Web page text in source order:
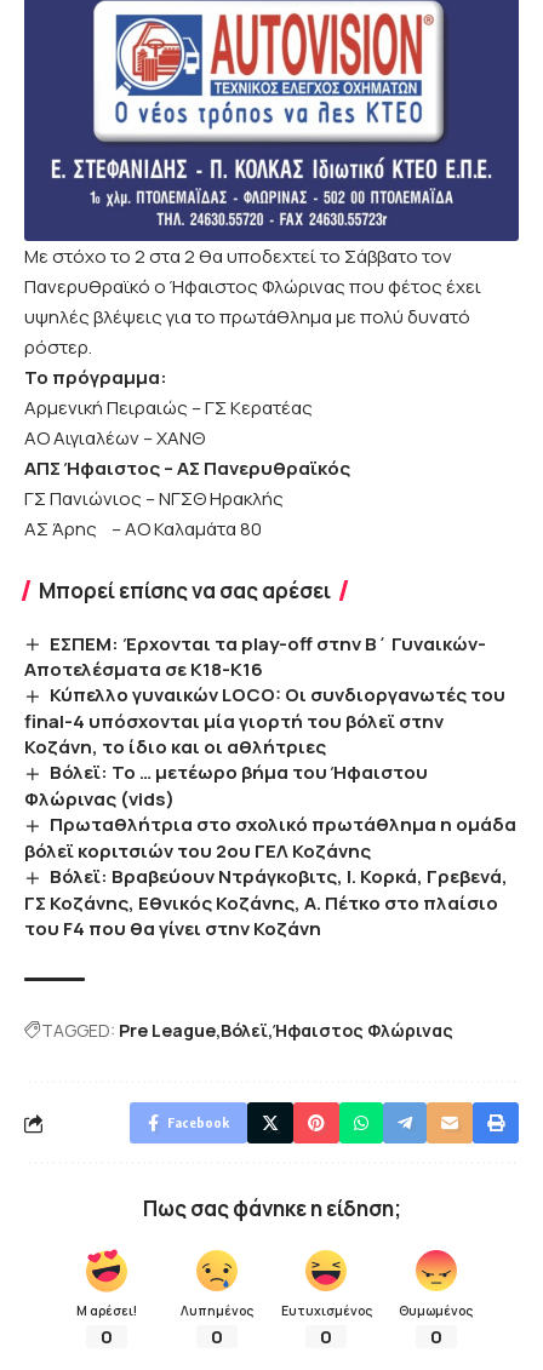
Με στόχο το 2 στα 2 θα υποδεχτεί το Σάββατο τον
Πανερυθραϊκό ο Ήφαιστος Φλώρινας που φέτος έχει
υψηλές βλέψεις για το πρωτάθλημα με πολύ δυνατό
ρόστερ.
Το πρόγραμμα:
Αρμενική Πειραιώς – ΓΣ Κερατέας
ΑΟ Αιγιαλέων – ΧΑΝΘ
ΑΠΣ Ήφαιστος – ΑΣ Πανερυθραϊκός
ΓΣ Πανιώνιος – ΝΓΣΘ Ηρακλής
ΑΣ Άρης – ΑΟ Καλαμάτα 80
Μπορεί επίσης να σας αρέσει
ΕΣΠΕΜ: Έρχονται τα play-off στην Β΄ Γυναικών-
Αποτελέσματα σε K18-K16
Κύπελλο γυναικών LOCO: Οι συνδιοργανωτές του
final-4 υπόσχονται μία γιορτή του βόλεϊ στην
Κοζάνη, το ίδιο και οι αθλήτριες
Βόλεϊ: Το … μετέωρο βήμα του Ήφαιστου
Φλώρινας (vids)
Πρωταθλήτρια στο σχολικό πρωτάθλημα η ομάδα
βόλεϊ κοριτσιών του 2ου ΓΕΛ Κοζάνης
Βόλεϊ: Βραβεύουν Ντράγκοβιτς, Ι. Κορκά, Γρεβενά,
ΓΣ Κοζάνης, Εθνικός Κοζάνης, Α. Πέτκο στο πλαίσιο
του F4 που θα γίνει στην Κοζάνη
TAGGED: Pre League Βόλεϊ Ήφαιστος Φλώρινας
Facebook
Πως σας φάνηκε η είδηση;
Μ αρέσει!
0
Λυπημένος
0
Ευτυχισμένος
0
Θυμωμένος
0